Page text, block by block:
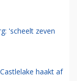
'scheelt zeven
haakt af